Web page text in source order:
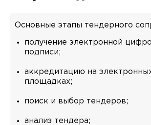
Основные этапы тендерного
получение электронной
подписи;
аккредитацию на
площадках;
поиск и выбор тендеров;
анализ тендера;